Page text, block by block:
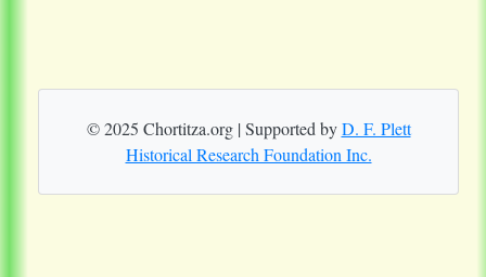
© 2025 Chortitza.org | Supported byD. F. Plett
Historical Research Foundation Inc.